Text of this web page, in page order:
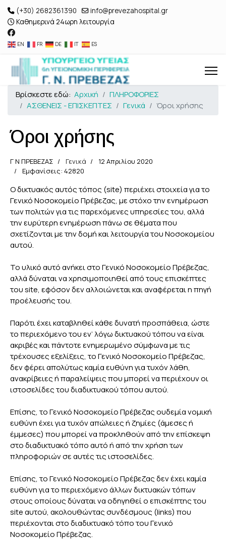
(+30) 2682361390
info@prevezahospital.gr
Καθημερινά 24ωρη λειτουργία
EN FR DE IT ES
Βρίσκεστε εδώ: Αρχική
ΠΛΗΡΟΦΟΡΙΕΣ
ΑΣΘΕΝΕΙΣ - ΕΠΙΣΚΕΠΤΕΣ
Γενικά Όροι χρήσης
Όροι χρήσης
Γ Ν ΠΡΕΒΕΖΑΣ Γενικά
12 Απριλίου 2020
Εμφανίσεις: 42820
Ο δικτυακός αυτός τόπος (site) περιέχει στοιχεία για το
Γενικό Νοσοκομείο Πρέβεζας, με στόχο την ενημέρωση
των πολιτών για τις παρεχόμενες υπηρεσίες του, αλλά
την ευρύτερη ενημέρωση πάνω σε θέματα που
σχετίζονται με την δομή και λειτουργία του Νοσοκομείου
αυτού.
Το υλικό αυτό ανήκει στο Γενικό Νοσοκομείο Πρέβεζας,
αλλά δύναται να χρησιμοποιηθεί από τους επισκέπτες
του site, εφόσον δεν αλλοιώνεται και αναφέρεται η πηγή
προέλευσής του.
Παρότι έχει καταβληθεί κάθε δυνατή προσπάθεια, ώστε
το περιεχόμενο του εν’ λόγω δικτυακού τόπου να είναι
ακριβές και πάντοτε ενημερωμένο σύμφωνα με τις
τρέχουσες εξελίξεις, το Γενικό Νοσοκομείο Πρέβεζας,
δεν φέρει απολύτως καμία ευθύνη για τυχόν λάθη,
ανακρίβειες ή παραλείψεις που μπορεί να περιέχουν οι
ιστοσελίδες του διαδικτυακού τόπου αυτού.
Επίσης, το Γενικό Νοσοκομείο Πρέβεζας ουδεμία νομική
ευθύνη έχει για τυχόν απώλειες ή ζημίες (άμεσες ή
έμμεσες) που μπορεί να προκληθούν από την επίσκεψη
στο διαδικτυακό τόπο αυτό ή από την χρήση των
πληροφοριών σε αυτές τις ιστοσελίδες.
Επίσης, το Γενικό Νοσοκομείο Πρέβεζας δεν έχει καμία
ευθύνη για το περιεχόμενο άλλων δικτυακών τόπων
στους οποίους δύναται να οδηγηθεί ο επισκέπτης του
site αυτού, ακολουθώντας συνδέσμους (links) που
περιέχονται στο διαδικτυακό τόπο του Γενικό
Νοσοκομείο Πρέβεζας.